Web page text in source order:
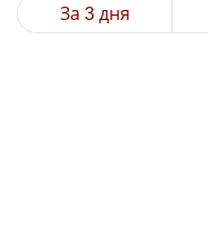
За 3 дня